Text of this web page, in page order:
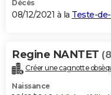
Décès
08/12/2021 à la Teste-
Regine NANTET
Créer une cagnotte
Naissance